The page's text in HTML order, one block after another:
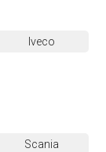
Iveco
Scania